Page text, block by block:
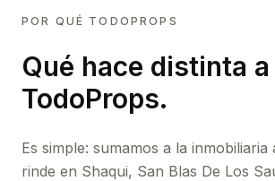
POR QUÉ TODOPROPS
Qué hace distinta a
TodoProps.
Es simple: sumamos a la inmobiliaria
rinde en Shaqui, San Blas De Los